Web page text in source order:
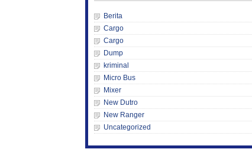
Berita
Cargo
Cargo
Dump
kriminal
Micro Bus
Mixer
New Dutro
New Ranger
Uncategorized